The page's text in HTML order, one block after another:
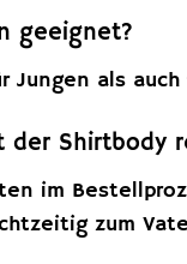
geeignet?
als
der Shirtbody
im
zum